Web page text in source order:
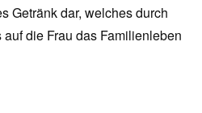
Getränk dar, welches durch
die Frau das Familienleben